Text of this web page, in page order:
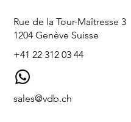
Rue de la Tour-Maîtresse 3
1204 Genève Suisse
+41 22 312 03 44
sales@vdb.ch